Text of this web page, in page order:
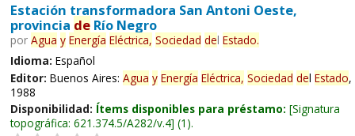
Estación transformadora San Antoni Oeste,
provincia deRío Negro
por Agua y Energía Eléctrica, Sociedad del Estado.
Idioma: Español
Editor: Buenos Aires: Agua y Energía Eléctrica, Sociedad del Estado,
1988
Disponibilidad: Ítems disponibles para préstamo: Signatura
topográfica: 621.374.5/A282/v.4 (1).